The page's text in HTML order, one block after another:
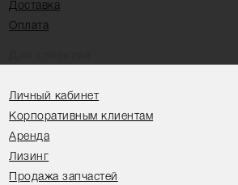
Доставка
Оплата
Личный кабинет
Корпоративным клиентам
Аренда
Лизинг
Продажа запчастей